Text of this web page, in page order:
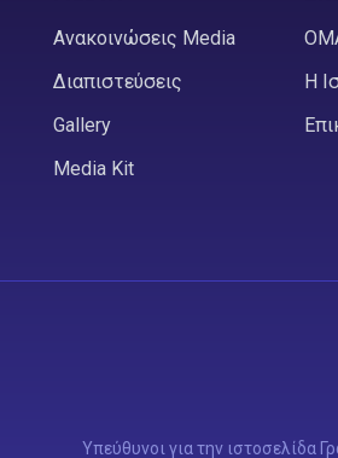
Ανακοινώσεις Media
Διαπιστεύσεις
Gallery
Media Kit
Η
Υπεύθυνοι για την ιστοσελίδα